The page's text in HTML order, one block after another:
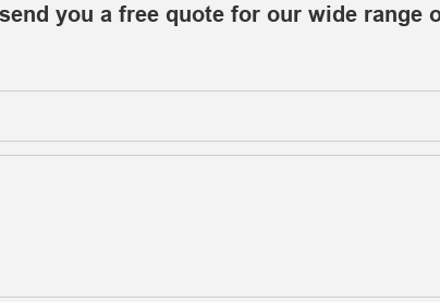
you a free quote for our wide range